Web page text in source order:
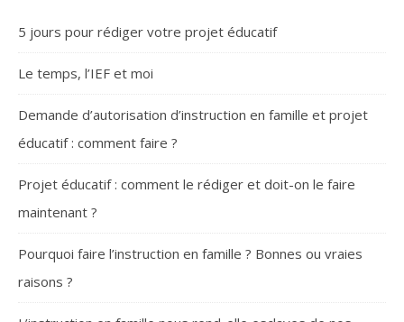
5 jours pour rédiger votre projet éducatif
Le temps, l’IEF et moi
Demande d’autorisation d’instruction en famille et projet
éducatif : comment faire ?
Projet éducatif : comment le rédiger et doit-on le faire
maintenant ?
Pourquoi faire l’instruction en famille ? Bonnes ou vraies
raisons ?